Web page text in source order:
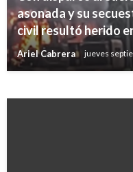
asonada y su
civil resultó herido
Ariel Cabrera jueves
BOLÍVAR
Video: Asonada en
muerto y seis heridos
Iván Briceño jueves julio